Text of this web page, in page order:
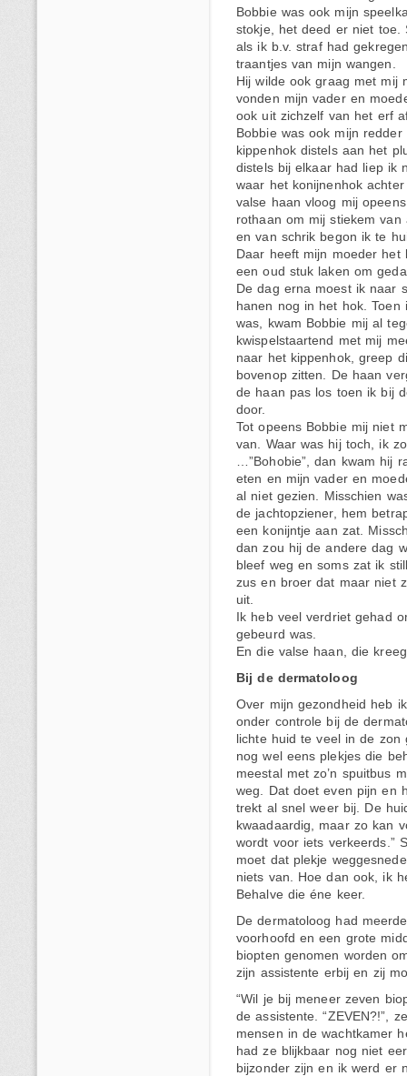
Bobbie was ook mijn
stokje, het deed er niet toe.
als ik b.v. straf had
traantjes van mijn wangen.
Hij wilde ook graag met mij
vonden mijn vader en
ook uit zichzelf van het erf
Bobbie was ook mijn
kippenhok distels aan het
distels bij elkaar had liep ik
waar het konijnenhok
valse haan vloog mij
rothaan om mij stiekem
en van schrik begon ik te
Daar heeft mijn moeder
een oud stuk laken om
De dag erna moest ik naar
hanen nog in het hok.
was, kwam Bobbie mij al
kwispelstaartend met mij
naar het kippenhok, greep
bovenop zitten. De haan
de haan pas los toen ik bij
door.
Tot opeens Bobbie mij niet
van. Waar was hij toch, ik
…”Bohobie”, dan kwam hij
eten en mijn vader en
al niet gezien. Misschien
de jachtopziener, hem
een konijntje aan zat.
dan zou hij de andere dag
bleef weg en soms zat ik
zus en broer dat maar niet
uit.
Ik heb veel verdriet gehad
gebeurd was.
En die valse haan, die
Bij de dermatoloog
Over mijn gezondheid heb
onder controle bij de
lichte huid te veel in de
nog wel eens plekjes die
meestal met zo’n spuitbus
weg. Dat doet even pijn en
trekt al snel weer bij. De
kwaadaardig, maar zo kan
wordt voor iets verkeerds.”
moet dat plekje
niets van. Hoe dan ook, ik
Behalve die éne keer.
De dermatoloog had
voorhoofd en een grote
biopten genomen worden
zijn assistente erbij en zij
“Wil je bij meneer zeven
de assistente. “ZEVEN?!”,
mensen in de wachtkamer
had ze blijkbaar nog niet
bijzonder zijn en ik werd er